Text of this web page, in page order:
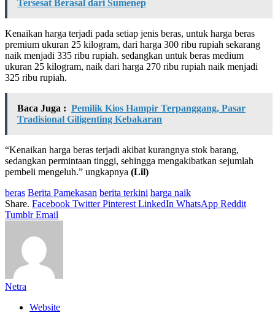
Tersesat Berasal dari Sumenep
Kenaikan harga terjadi pada setiap jenis beras, untuk harga beras
premium ukuran 25 kilogram, dari harga 300 ribu rupiah sekarang
naik menjadi 335 ribu rupiah. sedangkan untuk beras medium
ukuran 25 kilogram, naik dari harga 270 ribu rupiah naik menjadi
325 ribu rupiah.
Baca Juga : Pemilik Kios Hampir Terpanggang, Pasar
Tradisional Giligenting Kebakaran
“Kenaikan harga beras terjadi akibat kurangnya stok barang,
sedangkan permintaan tinggi, sehingga mengakibatkan sejumlah
pembeli mengeluh.” ungkapnya (Lil)
beras Berita Pamekasan berita terkini harga naik
Share. Facebook Twitter Pinterest LinkedIn WhatsApp Reddit
Tumblr Email
Netra
Website